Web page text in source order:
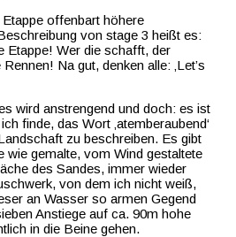
offenbart höhere
von stage 3 heißt es:
Etappe! Wer die schafft, der
Na gut, denken alle: ‚Let’s
wird anstrengend und doch: es ist
finde, das Wort ‚atemberaubend‘
zu beschreiben. Es gibt
wie gemalte, vom Wind gestaltete
des Sandes, immer wieder
von dem ich nicht weiß,
an Wasser so armen Gegend
Anstiege auf ca. 90m hohe
in die Beine gehen.